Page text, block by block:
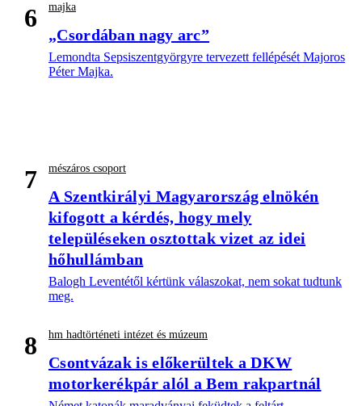
6 majka
„Csordában nagy arc”
Lemondta Sepsiszentgyörgyre tervezett fellépését Majoros
Péter Majka.
7 mészáros csoport
A Szentkirályi Magyarország elnökén
kifogott a kérdés, hogy mely
településeken osztottak vizet az idei
hőhullámban
Balogh Leventétől kértünk válaszokat, nem sokat tudtunk
meg.
8 hm hadtörténeti intézet és múzeum
Csontvázak is előkerültek a DKW
motorkerékpár alól a Bem rakpartnál